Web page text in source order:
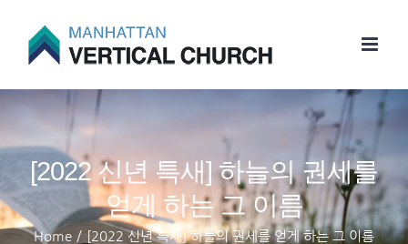
[2022 신년 특새] 하늘의 권세를
얻게 하는 그 이름
Home / [2022 신년 특새] 하늘의 권세를 얻게 하는 그 이름